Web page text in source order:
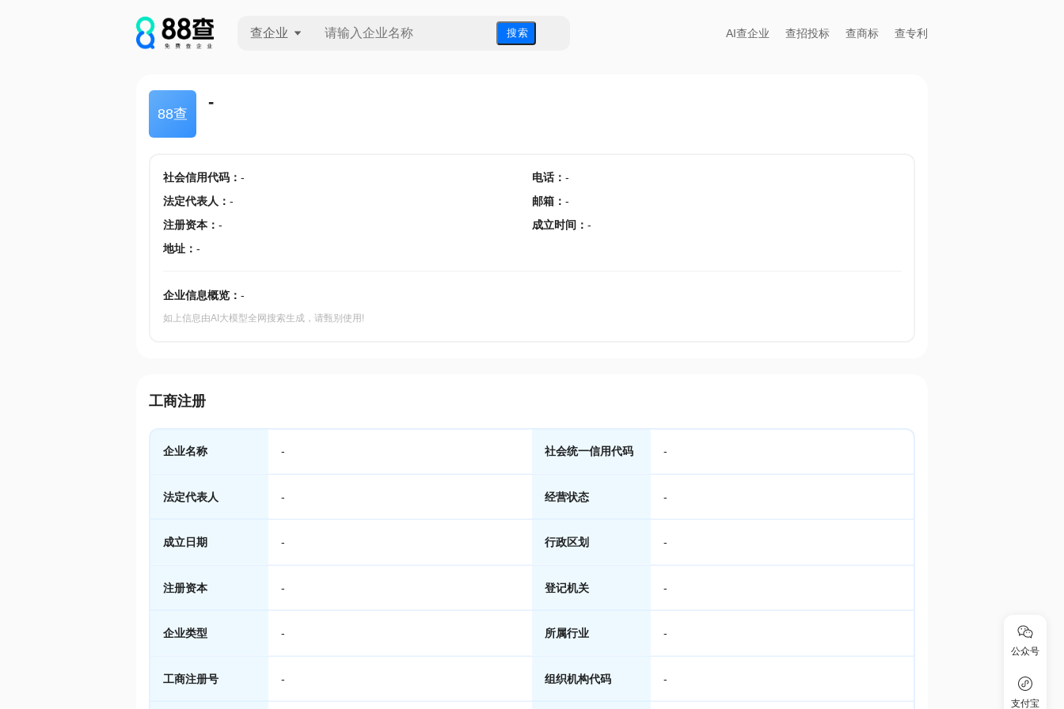
查企业 搜 索 AI查企业 查招投标 查商标 查专利
88查
-
社会信用代码： - 电话： -
法定代表人 ： - 邮箱 ： -
注册资本： - 成立时间 ： -
地址： -
企业信息概览： -
如上信息由AI大模型全网搜索生成，请甄别使用!
工商注册
企业名称 - 社会统一信用代码 -
法定代表人 - 经营状态 -
成立日期 - 行政区划 -
注册资本 - 登记机关 -
企业类型 - 所属行业 -
工商注册号 - 组织机构代码 -
公众号
支付宝